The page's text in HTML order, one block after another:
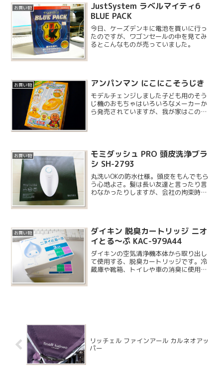
お買い物
JustSystem ラベルマイティ6
BLUE PACK
今日、ケーズデンキに電池を買いに行っ
たのですが、ワゴンセールの中を見てみ
るとこんなものが売っていました。
お買い物 アンパンマン にこにこそうじき
モデルチェンジしました子ども用のそう
じ機のおもちゃはいろいろなメーカーか
ら発売されていますが、我が家はこのア
お買い物
モミダッシュ PRO 頭皮洗浄ブラ
シ SH-2793
丸洗いOKの防水仕様。頭皮をもんでもら
う心地よさ。髪は長い友達と言ったり言
わなかったりしますが、会社の拘束時間
お買い物
ダイキン 脱臭カートリッジ ニオ
イとる〜ぷ KAC-979A44
ダイキンの空気清浄機本体から取り出し
て使用する、脱臭カートリッジです。冷
蔵庫や靴箱、トイレや車の消臭に使用す
リッチェル ファインアール カルネオアッ
パー